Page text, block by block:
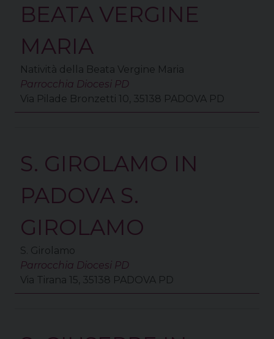
BEATA VERGINE
MARIA
Natività della Beata Vergine Maria
Parrocchia Diocesi PD
Via Pilade Bronzetti 10, 35138 PADOVA PD
S. GIROLAMO IN
PADOVA S.
GIROLAMO
S. Girolamo
Parrocchia Diocesi PD
Via Tirana 15, 35138 PADOVA PD